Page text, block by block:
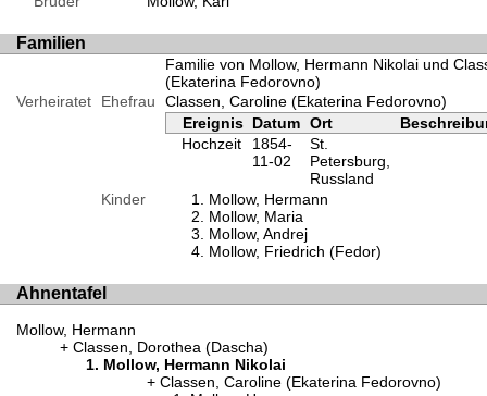
Familien
Familie von Mollow, Hermann Nikolai und
(Ekaterina Fedorovno)
Verheiratet
Ehefrau
Classen, Caroline (Ekaterina Fedorovno)
Ereignis Datum Ort
Hochzeit
1854-
11-02
St.
Petersburg,
Russland
Kinder
Mollow, Hermann
Mollow, Maria
Mollow, Andrej
Mollow, Friedrich (Fedor)
Ahnentafel
Mollow, Hermann
Classen, Dorothea (Dascha)
Mollow, Hermann Nikolai
Classen, Caroline (Ekaterina Fedorovno)